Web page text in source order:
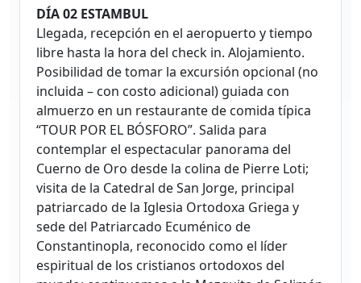
DÍA 02 ESTAMBUL
Llegada, recepción en el aeropuerto y tiempo
libre hasta la hora del check in. Alojamiento.
Posibilidad de tomar la excursión opcional (no
incluida – con costo adicional) guiada con
almuerzo en un restaurante de comida típica
“TOUR POR EL BÓSFORO”. Salida para
contemplar el espectacular panorama del
Cuerno de Oro desde la colina de Pierre Loti;
visita de la Catedral de San Jorge, principal
patriarcado de la Iglesia Ortodoxa Griega y
sede del Patriarcado Ecuménico de
Constantinopla, reconocido como el líder
espiritual de los cristianos ortodoxos del